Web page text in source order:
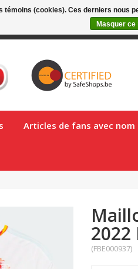
Livraison en Belgique en 1 à 2 jours
Articles de fans avec nom
(FBE000937)
(cookies). Ces derniers
Masquer